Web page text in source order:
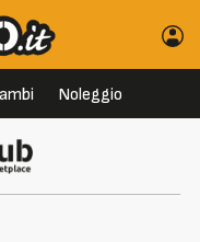
Noleggio